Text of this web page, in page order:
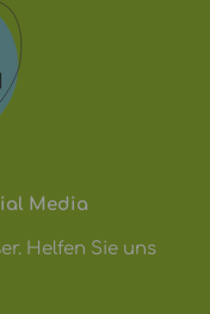
Media
Helfen Sie uns